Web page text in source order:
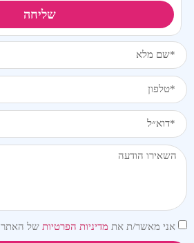
שליחה
אני מאשר/ת את מדיניות הפרטיות של האתר